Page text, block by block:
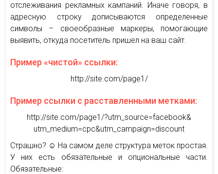
отслеживания рекламных кампаний. Иначе говоря, в
адресную строку дописываются определенные
символы – своеобразные маркеры, помогающие
выявить, откуда посетитель пришел на ваш сайт.
Пример «чистой» ссылки:
http://site.com/page1/
Пример ссылки с расставленными метками:
http://site.com/page1/?utm_source=facebook&
utm_medium=cpc&utm_campaign=discount
Страшно? ☺ На самом деле структура меток простая.
У них есть обязательные и опциональные части.
Обязательные: